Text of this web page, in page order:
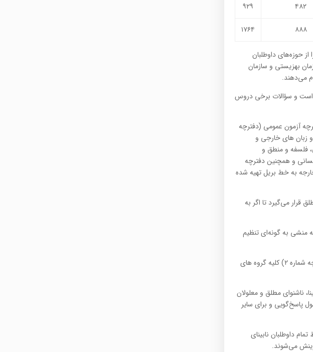
۴۸۲ ۹۲۹
۸۸۸ ۱۷۶۴
حوزه‌های داوطلبان
بهزیستی و سازمان
می‌دهند.
است و سؤالات برخی دروس
آزمون عمومی (دفترچه
و زبان های خارجی و
فلسفه و منطق و
علوم انسانی و همچنین دفترچه
داوطلبان گروه زبان‌های خارجه به خط بریل تهیه شده
قرار می‌گیرد تا اگر به
منشی به گونه‌ای تنظیم
توکلی گفت: دفترچه های حاوی سئوالات آزمون عمومی (دفترچه شماره یک) و آزمون اختصاصی (دفترچه شماره ۲) کلیه گروه های
ناشنوای مطلق و معلولان
فیزیک، فیزیک مکانیک و شیمی ۱.۵ برابر زمان معمول پاسخ‌گویی و برای سایر
داوطلبان نابینای